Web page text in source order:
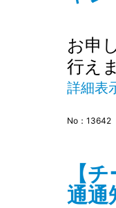
お申
行え
詳細表
No：13642
【
通